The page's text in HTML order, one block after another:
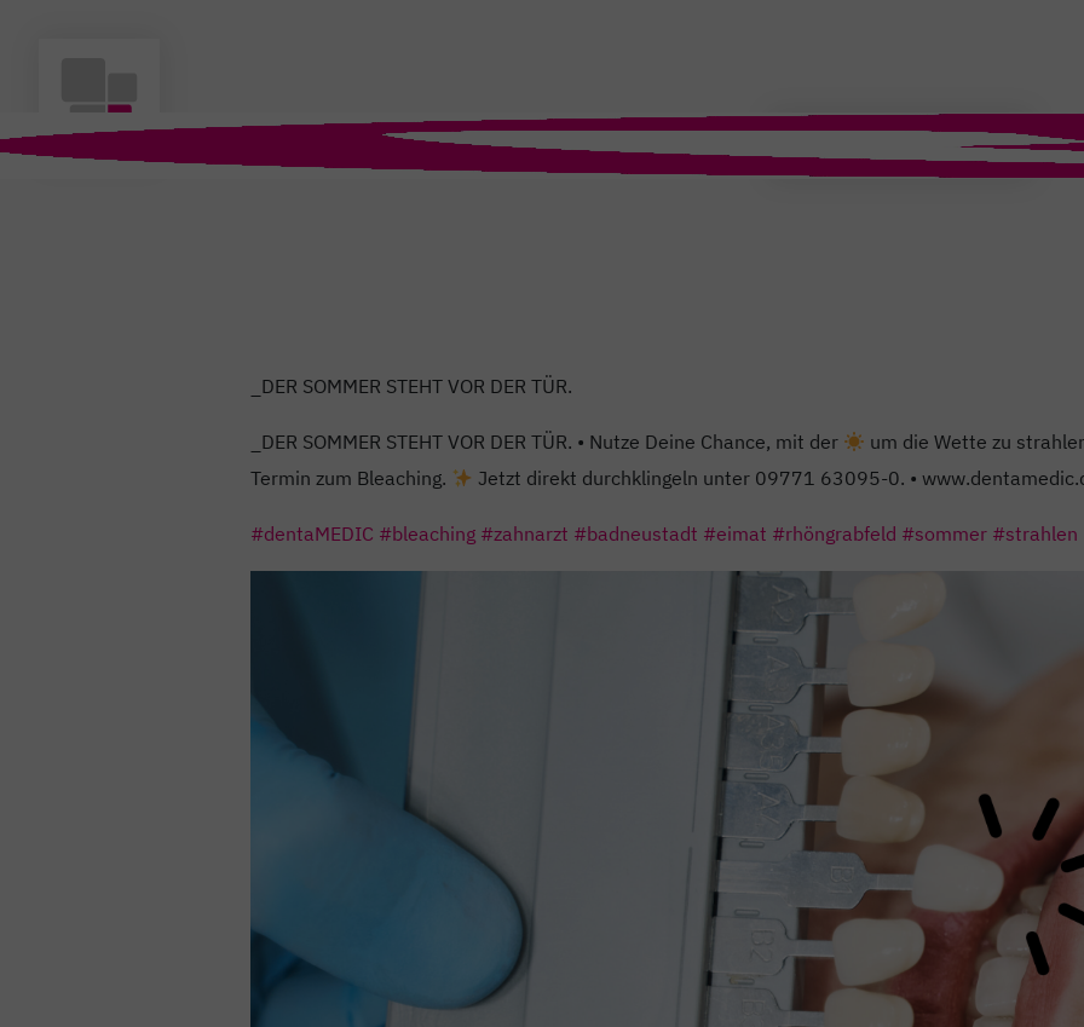
_DER SOMMER STEHT VOR DER TÜR.
_DER SOMMER STEHT VOR DER TÜR. • Nutze Deine Chance, mit der
um die Wette zu
Termin zum Bleaching.
Jetzt direkt durchklingeln unter 09771 63095-0. •
#dentaMEDIC #bleaching #zahnarzt #badneustadt #eimat #rhöngrabfeld #sommer #strahlen